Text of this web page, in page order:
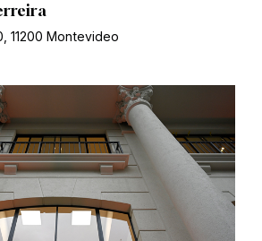
11200 Montevideo